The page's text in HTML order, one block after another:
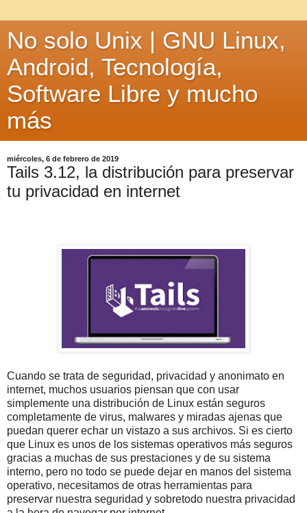
No solo Unix | GNU Linux,
Android, Tecnología,
Software Libre y mucho
más
miércoles, 6 de febrero de 2019
Tails 3.12, la distribución para preservar
tu privacidad en internet
Cuando se trata de seguridad, privacidad y anonimato en
internet, muchos usuarios piensan que con usar
simplemente una distribución de Linux están seguros
completamente de virus, malwares y miradas ajenas que
puedan querer echar un vistazo a sus archivos. Si es cierto
que Linux es unos de los sistemas operativos más seguros
gracias a muchas de sus prestaciones y de su sistema
interno, pero no todo se puede dejar en manos del sistema
operativo, necesitamos de otras herramientas para
preservar nuestra seguridad y sobretodo nuestra privacidad